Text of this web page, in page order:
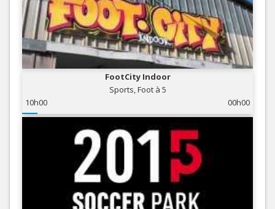
FootCity Indoor
Sports, Foot à 5
10h00
00h00